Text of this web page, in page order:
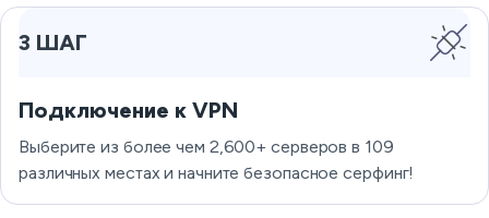
3 ШАГ
Подключение к VPN
Выберите из более чем 2,600+ серверов в 109
различных местах и начните безопасное серфинг!